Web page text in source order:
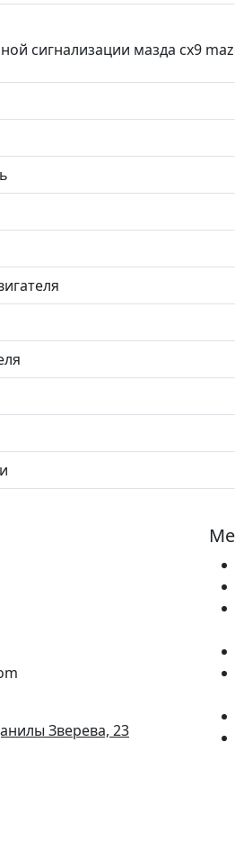
сигнализации мазда сх9
Зверева, 23